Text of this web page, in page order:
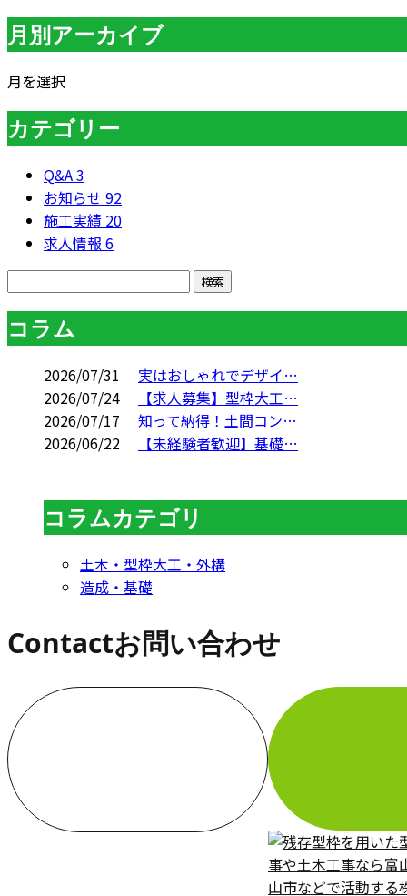
月別アーカイブ
月を選択
カテゴリー
Q&A3
お知らせ 92
施工実績 20
求人情報 6
コラム
2026/07/31
実はおしゃれでデザイ…
2026/07/24
【求人募集】型枠大工…
2026/07/17
知って納得！土間コン…
2026/06/22
【未経験者歓迎】基礎…
コラムカテゴリ
土木・型枠大工・外構
造成・基礎
Contactお問い合わせ
000-000-0000